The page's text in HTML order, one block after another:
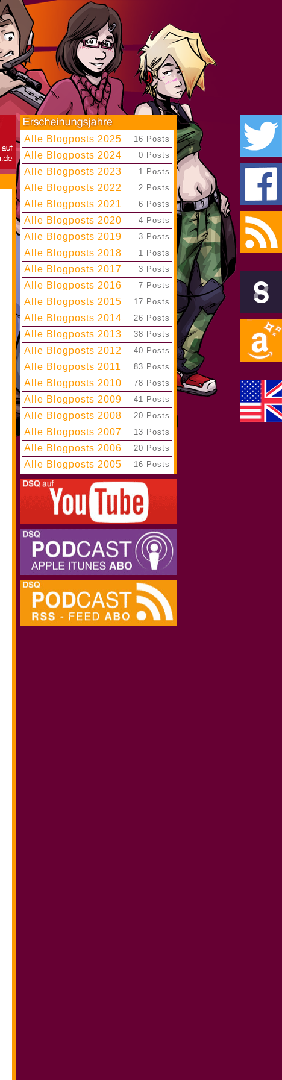
Alle Blogposts 2025 16 Posts
Alle Blogposts 2024 0 Posts
Alle Blogposts 2023 1 Posts
Alle Blogposts 2022 2 Posts
Alle Blogposts 2021 6 Posts
Alle Blogposts 2020 4 Posts
Alle Blogposts 2019 3 Posts
Alle Blogposts 2018 1 Posts
Alle Blogposts 2017 3 Posts
Alle Blogposts 2016 7 Posts
Alle Blogposts 2015 17 Posts
Alle Blogposts 2014 26 Posts
Alle Blogposts 2013 38 Posts
Alle Blogposts 2012 40 Posts
Alle Blogposts 2011 83 Posts
Alle Blogposts 2010 78 Posts
Alle Blogposts 2009 41 Posts
Alle Blogposts 2008 20 Posts
Alle Blogposts 2007 13 Posts
Alle Blogposts 2006 20 Posts
Alle Blogposts 2005 16 Posts